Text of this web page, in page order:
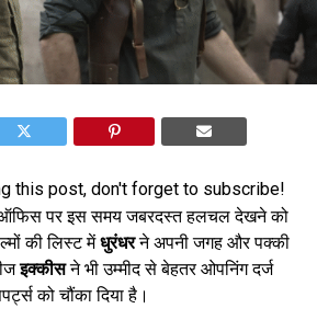
this post, don't forget to subscribe!
ऑफिस पर इस समय जबरदस्त हलचल देखने को
की लिस्ट मेंधुरंधरने अपनी जगह और पक्की
इक्कीसने भी उम्मीद से बेहतर ओपनिंग दर्ज
को चौंका दिया है।